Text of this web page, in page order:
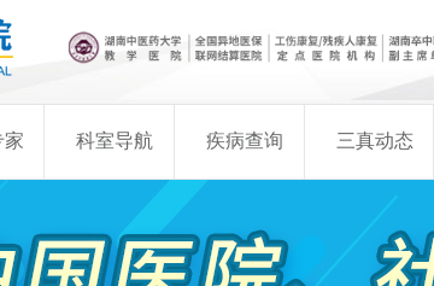
家 科室导航 疾病查询 三真动态